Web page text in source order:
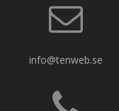
info@tenweb.se